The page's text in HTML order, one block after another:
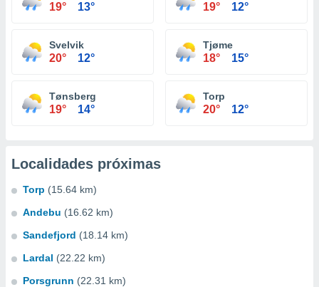
19° 13° 19° 12°
Svelvik
20° 12°
Tjøme
18° 15°
Tønsberg
19° 14°
Torp
20° 12°
Localidades próximas
Torp (15.64 km)
Andebu (16.62 km)
Sandefjord (18.14 km)
Lardal (22.22 km)
Porsgrunn (22.31 km)